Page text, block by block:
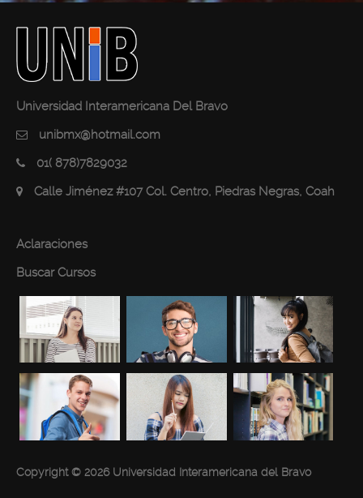
Universidad Interamericana Del Bravo
unibmx@hotmail.com
01( 878)7829032
Calle Jiménez #107 Col. Centro, Piedras Negras, Coah
Aclaraciones
Buscar Cursos
Copyright © 2026 Universidad Interamericana del Bravo